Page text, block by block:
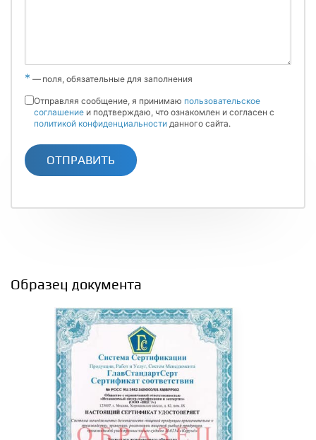
* — поля, обязательные для заполнения
Отправляя сообщение, я принимаю пользовательское
соглашение и подтверждаю, что ознакомлен и согласен с
политикой конфиденциальности данного сайта.
ОТПРАВИТЬ
Образец документа